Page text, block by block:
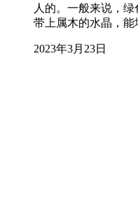
人的。一般来说，
带上属木的水晶，
2023年3月23日